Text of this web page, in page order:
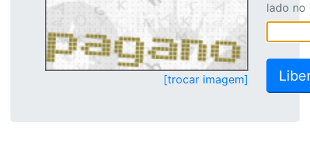
[trocar imagem]
lado no